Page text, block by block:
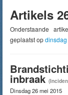
Artikels
Onderstaande
geplaatst op
inbraak
Dinsdag 26 mei 2015